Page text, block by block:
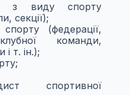
з виду спорту
секції);
(федерації,
команди,
т. ін.);
спортивної